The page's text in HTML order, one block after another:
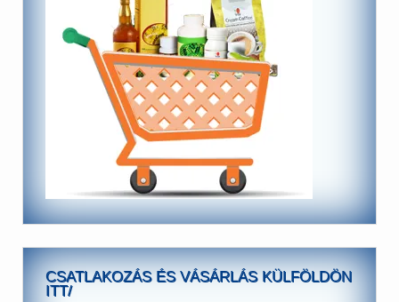
CSATLAKOZÁS ÉS VÁSÁRLÁS KÜLFÖLDÖN
ITT/